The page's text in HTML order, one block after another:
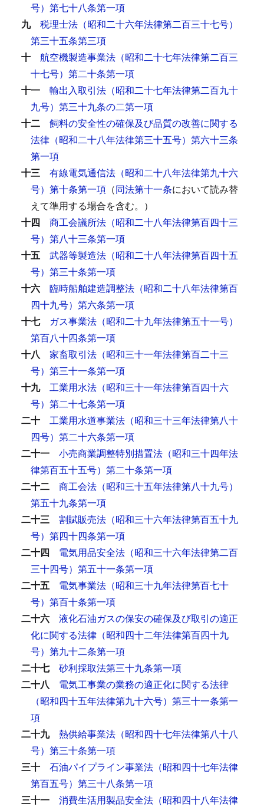
号）第七十八条第一項
九 税理士法（昭和二十六年法律第二百三十七号）
第三十五条第三項
十 航空機製造事業法（昭和二十七年法律第二百三
十七号）第二十条第一項
十一 輸出入取引法（昭和二十七年法律第二百九十
九号）第三十九条の二第一項
十二 飼料の安全性の確保及び品質の改善に関する
法律（昭和二十八年法律第三十五号）第六十三条
第一項
十三 有線電気通信法（昭和二十八年法律第九十六
号）第十条第一項 （同法第十一条において読み替
えて準用する場合を含む。）
十四 商工会議所法（昭和二十八年法律第百四十三
号）第八十三条第一項
十五 武器等製造法（昭和二十八年法律第百四十五
号）第三十条第一項
十六 臨時船舶建造調整法（昭和二十八年法律第百
四十九号）第六条第一項
十七 ガス事業法（昭和二十九年法律第五十一号）
第百八十四条第一項
十八 家畜取引法（昭和三十一年法律第百二十三
号）第三十一条第一項
十九 工業用水法（昭和三十一年法律第百四十六
号）第二十七条第一項
二十 工業用水道事業法（昭和三十三年法律第八十
四号）第二十六条第一項
二十一 小売商業調整特別措置法（昭和三十四年法
律第百五十五号）第二十条第一項
二十二 商工会法（昭和三十五年法律第八十九号）
第五十九条第一項
二十三 割賦販売法（昭和三十六年法律第百五十九
号）第四十四条第一項
二十四 電気用品安全法（昭和三十六年法律第二百
三十四号）第五十一条第一項
二十五 電気事業法（昭和三十九年法律第百七十
号）第百十条第一項
二十六 液化石油ガスの保安の確保及び取引の適正
化に関する法律（昭和四十二年法律第百四十九
号）第九十二条第一項
二十七 砂利採取法第三十九条第一項
二十八 電気工事業の業務の適正化に関する法律
（昭和四十五年法律第九十六号）第三十一条第一
項
二十九 熱供給事業法（昭和四十七年法律第八十八
号）第三十条第一項
三十 石油パイプライン事業法（昭和四十七年法律
第百五号）第三十八条第一項
三十一 消費生活用製品安全法（昭和四十八年法律